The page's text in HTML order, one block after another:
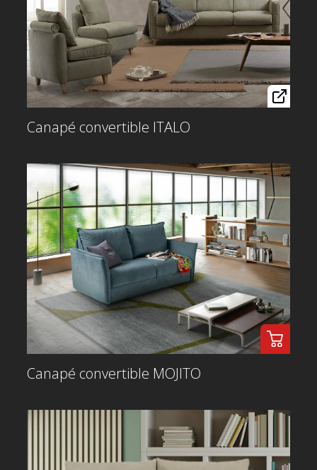
Canapé convertible ITALO
Canapé convertible MOJITO